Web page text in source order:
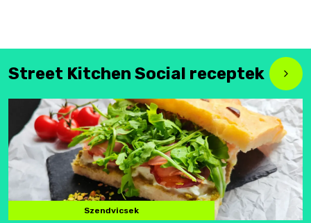
Street Kitchen Social receptek
Szendvicsek